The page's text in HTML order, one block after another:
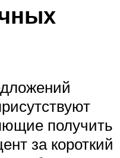
получить
за короткий